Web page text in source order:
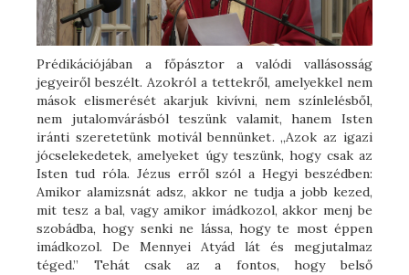
Prédikációjában a főpásztor a valódi vallásosság
jegyeiről beszélt. Azokról a tettekről, amelyekkel nem
mások elismerését akarjuk kivívni, nem színlelésből,
nem jutalomvárásból teszünk valamit, hanem Isten
iránti szeretetünk motivál bennünket. „Azok az igazi
jócselekedetek, amelyeket úgy teszünk, hogy csak az
Isten tud róla. Jézus erről szól a Hegyi beszédben:
Amikor alamizsnát adsz, akkor ne tudja a jobb kezed,
mit tesz a bal, vagy amikor imádkozol, akkor menj be
szobádba, hogy senki ne lássa, hogy te most éppen
imádkozol. De Mennyei Atyád lát és megjutalmaz
téged.” Tehát csak az a fontos, hogy belső